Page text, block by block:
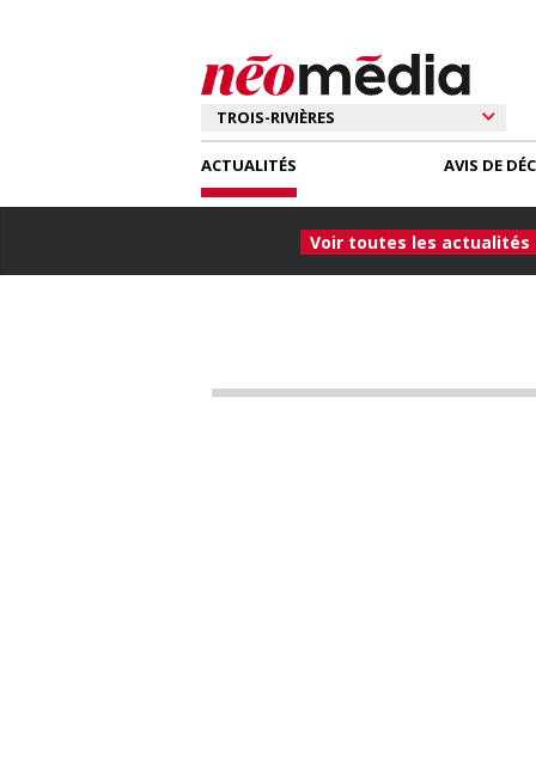
ACTUALITÉS
Voir toutes les actualités
AVIS DE